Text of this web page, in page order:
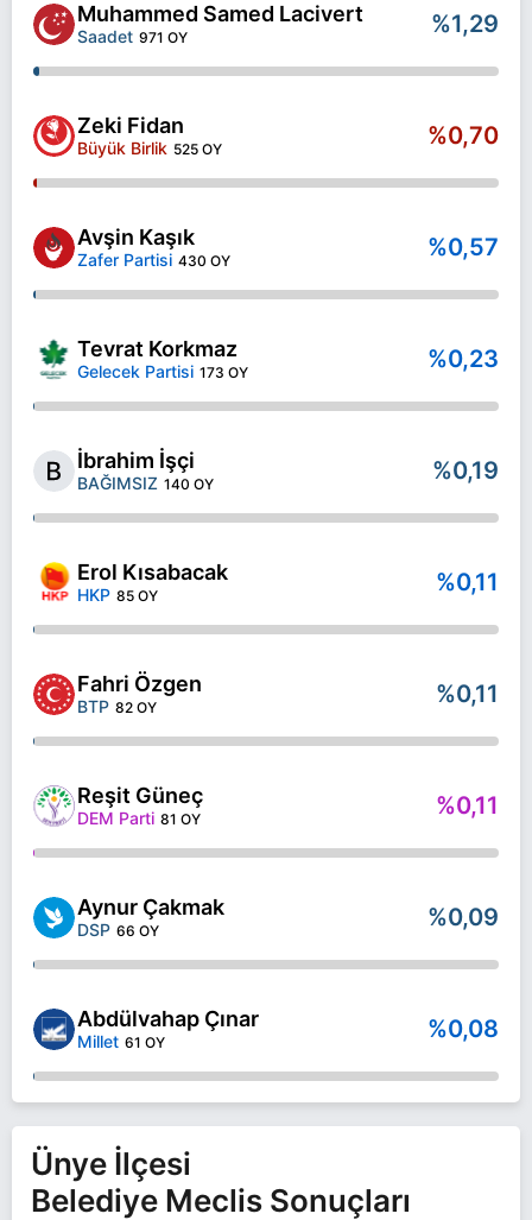
Muhammed Samed Lacivert
Saadet 971 OY %1,29
Zeki Fidan
Büyük Birlik 525 OY %0,70
Avşin Kaşık
Zafer Partisi 430 OY %0,57
Tevrat Korkmaz
Gelecek Partisi 173 OY %0,23
İbrahim İşçi
BAĞIMSIZ 140 OY %0,19
Erol Kısabacak
HKP 85 OY %0,11
Fahri Özgen
BTP 82 OY %0,11
Reşit Güneç
DEM Parti 81 OY %0,11
Aynur Çakmak
DSP 66 OY %0,09
Abdülvahap Çınar
Millet 61 OY %0,08
Ünye İlçesi
Belediye Meclis Sonuçları